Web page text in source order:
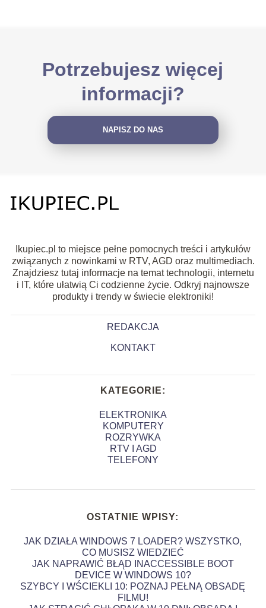
Potrzebujesz więcej
informacji?
NAPISZ DO NAS
Ikupiec.pl to miejsce pełne pomocnych treści i artykułów
związanych z nowinkami w RTV, AGD oraz multimediach.
Znajdziesz tutaj informacje na temat technologii, internetu
i IT, które ułatwią Ci codzienne życie. Odkryj najnowsze
produkty i trendy w świecie elektroniki!
REDAKCJA
KONTAKT
KATEGORIE:
ELEKTRONIKA
KOMPUTERY
ROZRYWKA
RTV I AGD
TELEFONY
OSTATNIE WPISY:
JAK DZIAŁA WINDOWS 7 LOADER? WSZYSTKO,
CO MUSISZ WIEDZIEĆ
JAK NAPRAWIĆ BŁĄD INACCESSIBLE BOOT
DEVICE W WINDOWS 10?
SZYBCY I WŚCIEKLI 10: POZNAJ PEŁNĄ OBSADĘ
FILMU!